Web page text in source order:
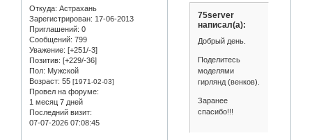
Откуда: Астрахань
Зарегистрирован: 17-06-2013
Приглашений: 0
Сообщений: 799
Уважение: [+251/-3]
Позитив: [+229/-36]
Пол: Мужской
Возраст: 55 [1971-02-03]
Провел на форуме:
1 месяц 7 дней
Последний визит:
07-07-2026 07:08:45
75server
написал(а):
Добрый день.
Поделитесь
моделями
гирлянд (венков).
Заранее
спасибо!!!